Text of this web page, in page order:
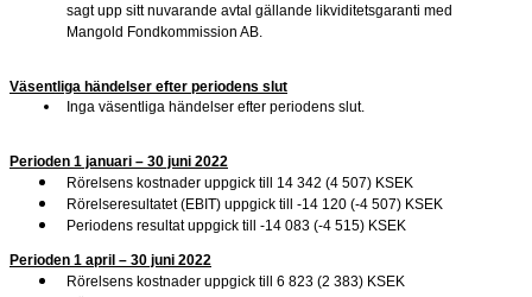
sagt upp sitt nuvarande avtal gällande likviditetsgaranti med
Mangold Fondkommission AB.
Väsentliga händelser efter periodens slut
Inga väsentliga händelser efter periodens slut.
Perioden 1 januari – 30 juni 2022
Rörelsens kostnader uppgick till 14 342 (4 507) KSEK
Rörelseresultatet (EBIT) uppgick till -14 120 (-4 507) KSEK
Periodens resultat uppgick till -14 083 (-4 515) KSEK
Perioden 1 april – 30 juni 2022
Rörelsens kostnader uppgick till 6 823 (2 383) KSEK